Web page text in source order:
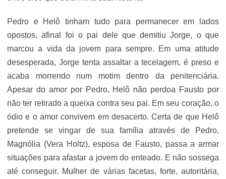
Pedro e Helô tinham tudo para permanecer em lados
opostos, afinal foi o pai dele que demitiu Jorge, o que
marcou a vida da jovem para sempre. Em uma atitude
desesperada, Jorge tenta assaltar a tecelagem, é preso e
acaba morrendo num motim dentro da penitenciária.
Apesar do amor por Pedro, Helô não perdoa Fausto por
não ter retirado a queixa contra seu pai. Em seu coração, o
ódio e o amor convivem em desacerto. Certa de que Helô
pretende se vingar de sua família através de Pedro,
Magnólia (Vera Holtz), esposa de Fausto, passa a armar
situações para afastar a jovem do enteado. E não sossega
até conseguir. Mulher de várias facetas, forte, autoritária,